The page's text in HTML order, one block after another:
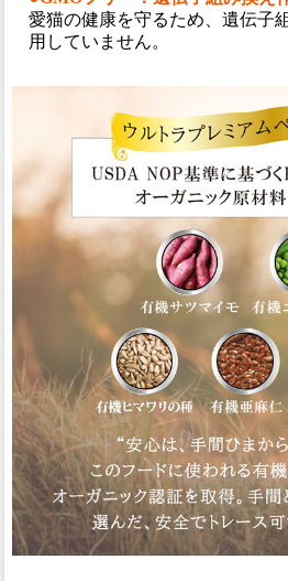
愛猫の健康を守るため、遺伝子
用していません。